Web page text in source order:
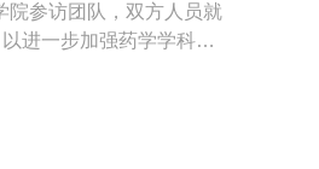
院参访团队，双方人员就
进一步加强药学学科建